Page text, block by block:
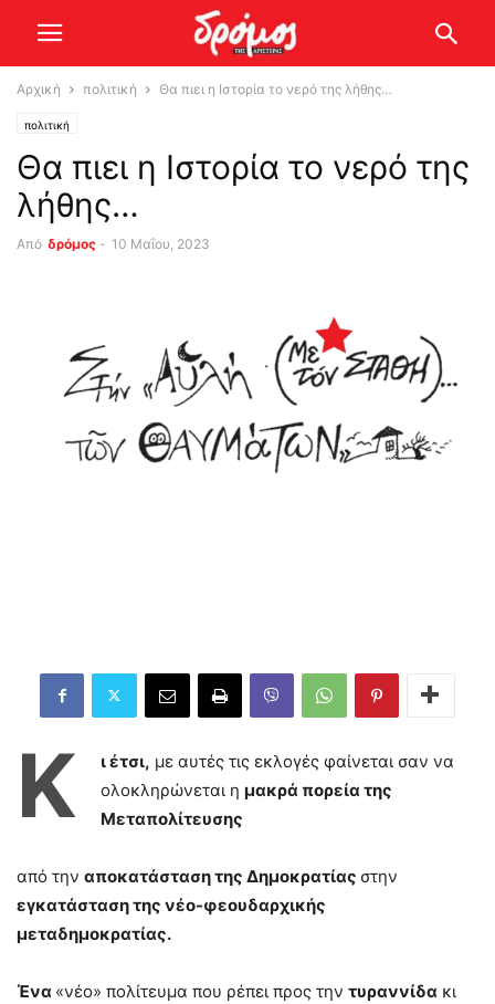
Αρχική πολιτική Θα πιει η Ιστορία το νερό της λήθης…
πολιτική
Θα πιει η Ιστορία το νερό της
λήθης…
Από δρόμος - 10 Μαΐου, 2023
Κ ι έτσι, με αυτές τις εκλογές φαίνεται σαν να
ολοκληρώνεται η μακρά πορεία της
Μεταπολίτευσης
από την αποκατάσταση της Δημοκρατίας στην
εγκατάσταση της νέο-φεουδαρχικής
μεταδημοκρατίας.
Ένα «νέο» πολίτευμα που ρέπει προς την τυραννίδα κι